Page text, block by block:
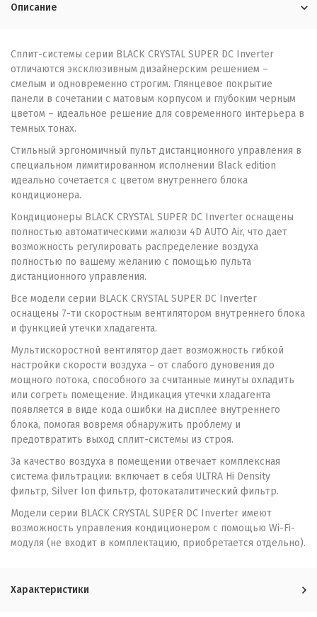
Описание
Сплит-системы серии BLACK CRYSTAL SUPER DC Inverter
отличаются эксклюзивным дизайнерским решением –
смелым и одновременно строгим. Глянцевое покрытие
панели в сочетании с матовым корпусом и глубоким черным
цветом – идеальное решение для современного интерьера в
темных тонах.
Стильный эргономичный пульт дистанционного управления в
специальном лимитированном исполнении Black edition
идеально сочетается с цветом внутреннего блока
кондиционера.
Кондиционеры BLACK CRYSTAL SUPER DC Inverter оснащены
полностью автоматическими жалюзи 4D AUTO Air, что дает
возможность регулировать распределение воздуха
полностью по вашему желанию с помощью пульта
дистанционного управления.
Все модели серии BLACK CRYSTAL SUPER DC Inverter
оснащены 7-ти скоростным вентилятором внутреннего блока
и функцией утечки хладагента.
Мультискоростной вентилятор дает возможность гибкой
настройки скорости воздуха – от слабого дуновения до
мощного потока, способного за считанные минуты охладить
или согреть помещение. Индикация утечки хладагента
появляется в виде кода ошибки на дисплее внутреннего
блока, помогая вовремя обнаружить проблему и
предотвратить выход сплит-системы из строя.
За качество воздуха в помещении отвечает комплексная
система фильтрации: включает в себя ULTRA Hi Density
фильтр, Silver Ion фильтр, фотокаталитический фильтр.
Модели серии BLACK CRYSTAL SUPER DC Inverter имеют
возможность управления кондиционером с помощью Wi-Fi-
модуля (не входит в комплектацию, приобретается отдельно).
Характеристики